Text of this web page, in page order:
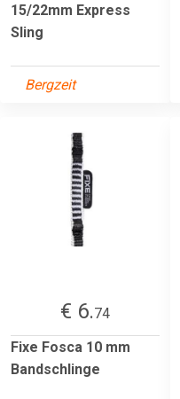
15/22mm Express
Sling
Bergzeit
€ 6.74
Fixe Fosca 10 mm
Bandschlinge